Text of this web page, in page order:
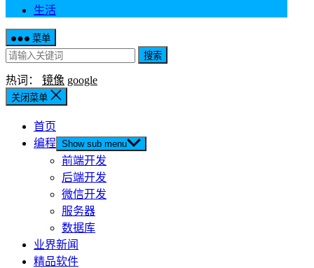
生活
菜单
搜索
热词： 镜像 google
关闭菜单
首页
编程 Show sub menu
前端开发
后端开发
微信开发
服务器
数据库
业界新闻
精品软件